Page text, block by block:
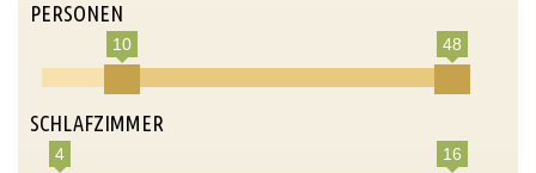
PERSONEN
10 48
SCHLAFZIMMER
4 16